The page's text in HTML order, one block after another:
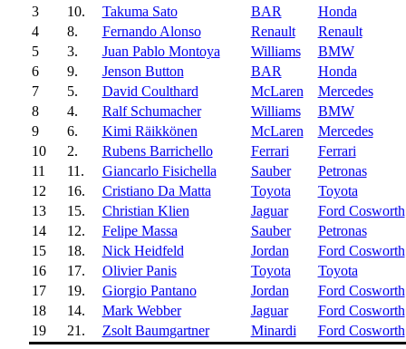
3
10. Takuma Sato BAR
Honda
4
8. Fernando Alonso Renault
Renault
5
3. Juan Pablo Montoya Williams
BMW
6
9. Jenson Button BAR
Honda
7
5. David Coulthard McLaren
Mercedes
8
4. Ralf Schumacher Williams
BMW
9
6. Kimi Räikkönen McLaren
Mercedes
10
2. Rubens Barrichello Ferrari
Ferrari
11
11. Giancarlo Fisichella Sauber
Petronas
12
16. Cristiano Da Matta Toyota
Toyota
13
15. Christian Klien Jaguar
Ford Cosworth
14
12. Felipe Massa Sauber
Petronas
15
18. Nick Heidfeld Jordan
Ford Cosworth
16
17. Olivier Panis Toyota
Toyota
17
19. Giorgio Pantano Jordan
Ford Cosworth
18
14. Mark Webber Jaguar
Ford Cosworth
19
21. Zsolt Baumgartner Minardi Ford Cosworth